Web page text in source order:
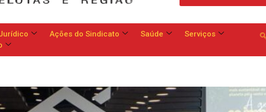
Ações do Sindicato Saúde
Serviços